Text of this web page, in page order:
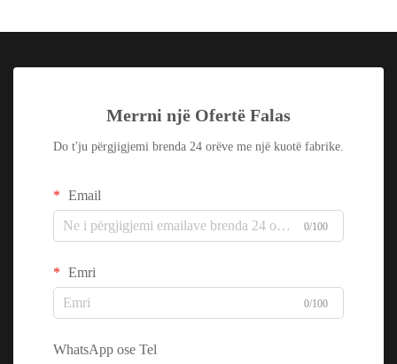
Merrni një Ofertë Falas
Do t'ju përgjigjemi brenda 24 orëve me një kuotë fabrike.
Email
0/100
Emri
0/100
WhatsApp ose Tel